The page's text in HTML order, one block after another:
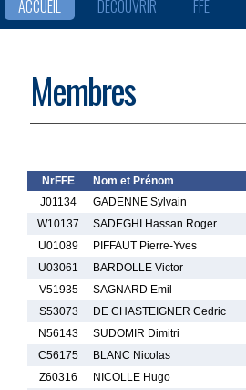
ACCUEIL DÉCOUVRIR FFE
Membres
NrFFE Nom et Prénom
J01134
GADENNE Sylvain
W10137
SADEGHI Hassan Roger
U01089
PIFFAUT Pierre-Yves
U03061
BARDOLLE Victor
V51935
SAGNARD Emil
S53073
DE CHASTEIGNER Cedric
N56143
SUDOMIR Dimitri
C56175
BLANC Nicolas
Z60316
NICOLLE Hugo